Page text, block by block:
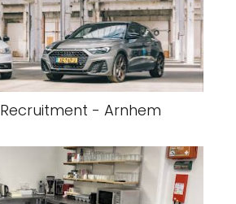
- Arnhem